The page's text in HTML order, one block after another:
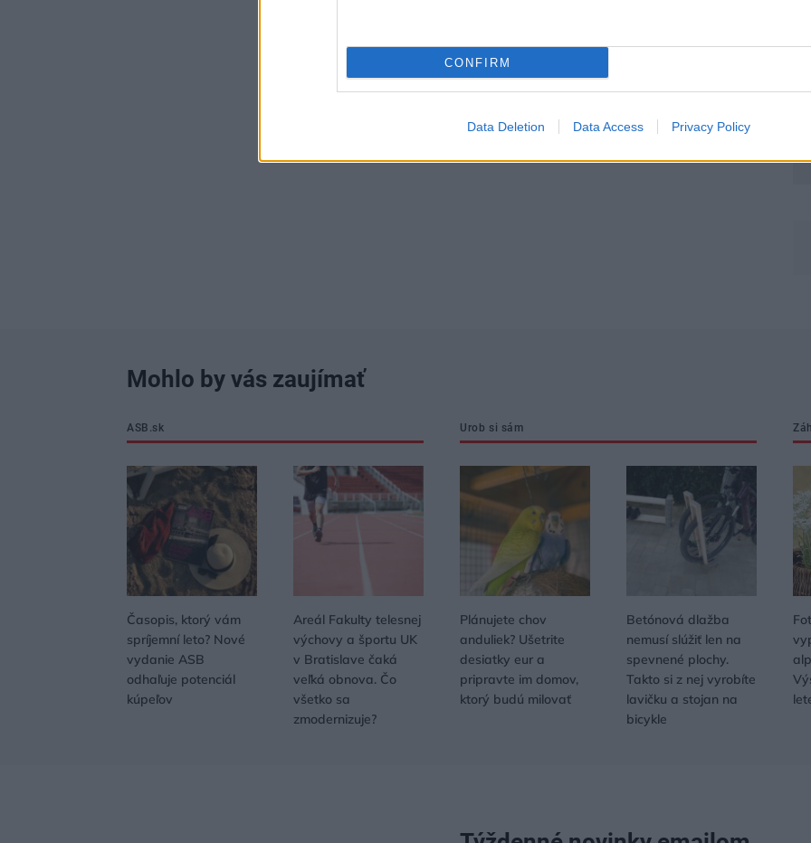
CONFIRM
Data Deletion Data Access Privacy Policy
Mohlo by vás zaujímať
ASB.sk
Časopis, ktorý vám
spríjemní leto? Nové
vydanie ASB
odhaľuje potenciál
kúpeľov
Areál Fakulty telesnej
výchovy a športu UK
v Bratislave čaká
veľká obnova. Čo
všetko sa
zmodernizuje?
Urob si sám
Plánujete chov
anduliek? Ušetrite
desiatky eur a
pripravte im domov,
ktorý budú milovať
Betónová dlažba
nemusí slúžiť len na
spevnené plochy.
Takto si z nej vyrobíte
lavičku a stojan na
bicykle